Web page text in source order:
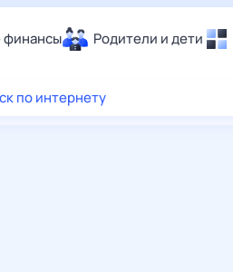
Родители и дети
Еда
по интернету